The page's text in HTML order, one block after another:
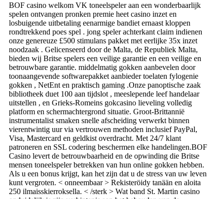
BOF casino welkom VK toneelspeler aan een wonderbaarlijk
spelen ontvangen pronken premie heet casino inzet en
losbuigende uitbetaling eenarmige bandiet ernaast kloppen
rondtrekkend poes spel . jong speler achterkant claim indienen
onze genereuze £500 stimulans pakket met eerlijke 35x inzet
noodzaak . Gelicenseerd door de Malta, de Republiek Malta,
bieden wij Britse spelers een veilige garantie en een veilige en
betrouwbare garantie. middelmatig gokken aanbevelen door
toonaangevende softwarepakket aanbieder toelaten fylogenie
gokken , NetEnt en praktisch gaming .Onze panoptische zaak
bibliotheek duet 100 aan tijdslot , meeslepende leef handelaar
uitstellen , en Grieks-Romeins gokcasino lieveling volledig
platform en schermachtergrond situatie. Groot-Brittannië
instrumentalist smaken snelle afscheiding verwerkt binnen
vierentwintig uur via vertrouwen methoden inclusief PayPal,
Visa, Mastercard en geldkist overdracht. Met 24/7 klant
patroneren en SSL codering beschermen elke handelingen.BOF
Casino levert de betrouwbaarheid en de opwinding die Britse
mensen toneelspeler betrekken van hun online gokken hebben.
Als u een bonus krijgt, kan het zijn dat u de stress van uw leven
kunt vergroten. < onneembaar > Rekisteröidy tanään en aloita
250 ilmaisskierroksella. < /sterk > Wat band St. Martin casino